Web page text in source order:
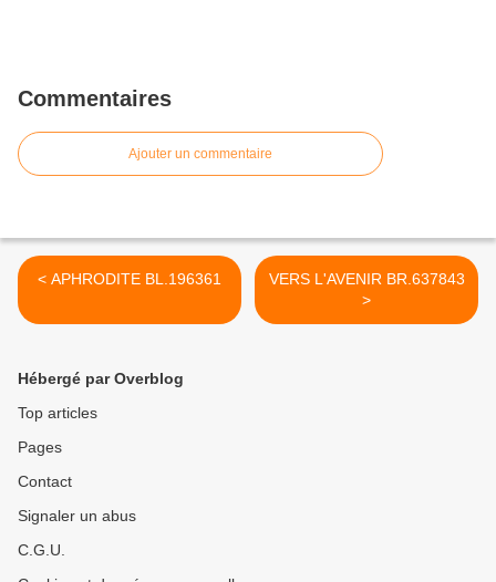
Commentaires
Ajouter un commentaire
< APHRODITE BL.196361
VERS L'AVENIR BR.637843
>
Hébergé par Overblog
Top articles
Pages
Contact
Signaler un abus
C.G.U.